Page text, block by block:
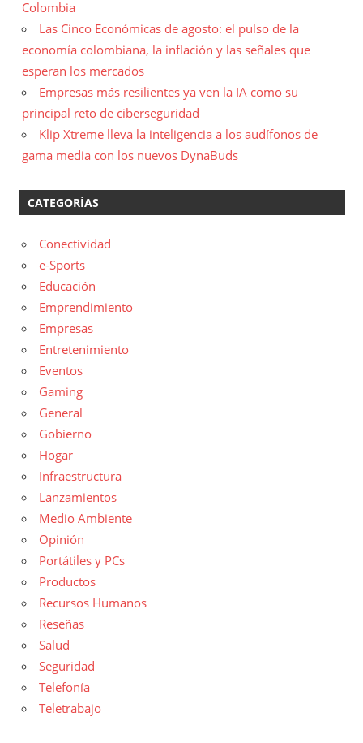
Colombia
Las Cinco Económicas de agosto: el pulso de la
economía colombiana, la inflación y las señales que
esperan los mercados
Empresas más resilientes ya ven la IA como su
principal reto de ciberseguridad
Klip Xtreme lleva la inteligencia a los audífonos de
gama media con los nuevos DynaBuds
CATEGORÍAS
Conectividad
e-Sports
Educación
Emprendimiento
Empresas
Entretenimiento
Eventos
Gaming
General
Gobierno
Hogar
Infraestructura
Lanzamientos
Medio Ambiente
Opinión
Portátiles y PCs
Productos
Recursos Humanos
Reseñas
Salud
Seguridad
Telefonía
Teletrabajo